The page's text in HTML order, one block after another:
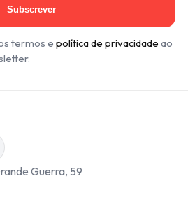
Subscrever
termos e política de privacidade ao
Guerra, 59